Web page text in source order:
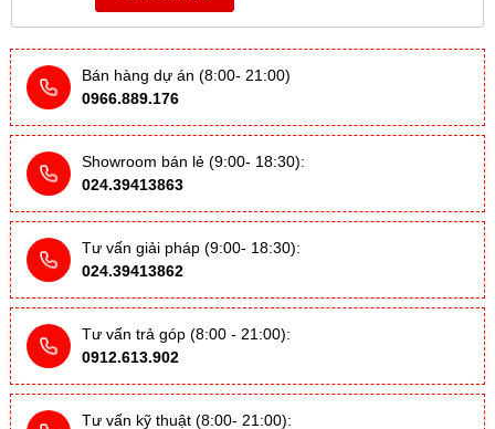
Bán hàng dự án (8:00- 21:00)
0966.889.176
Showroom bán lẻ (9:00- 18:30):
024.39413863
Tư vấn giải pháp (9:00- 18:30):
024.39413862
Tư vấn trả góp (8:00 - 21:00):
0912.613.902
Tư vấn kỹ thuật (8:00- 21:00):